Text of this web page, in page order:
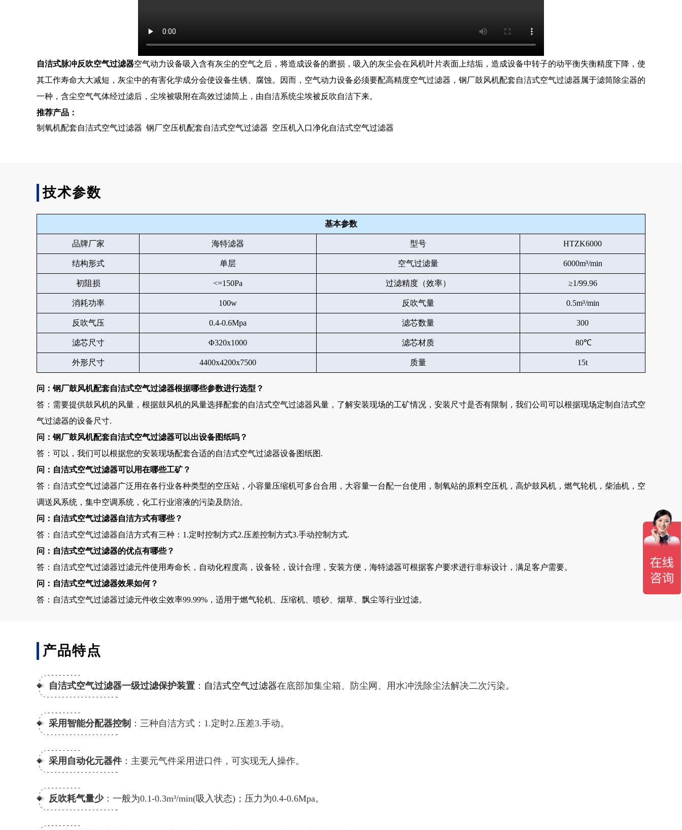
自洁式脉冲反吹空气过滤器空气动力设备吸入含有灰尘的空气之后，将造成设备的磨损，吸入的灰尘会在风机叶片表面上结垢，造成设备中转子的动平衡失衡精度下降，使
其工作寿命大大减短，灰尘中的有害化学成分会使设备生锈、腐蚀。因而，空气动力设备必须要配高精度空气过滤器，钢厂鼓风机配套自洁式空气过滤器属于滤筒除尘器的
一种，含尘空气气体经过滤后，尘埃被吸附在高效过滤筒上，由自洁系统尘埃被反吹自洁下来。
推荐产品：
制氧机配套自洁式空气过滤器 钢厂空压机配套自洁式空气过滤器 空压机入口净化自洁式空气过滤器
技术参数
基本参数
品牌厂家 海特滤器 型号 HTZK6000
结构形式 单层 空气过滤量 6000m³/min
初阻损 <=150Pa 过滤精度（效率） ≥1/99.96
消耗功率 100w 反吹气量 0.5m³/min
反吹气压 0.4-0.6Mpa 滤芯数量 300
滤芯尺寸 Φ320x1000 滤芯材质 80℃
外形尺寸 4400x4200x7500 质量 15t
问：钢厂鼓风机配套自洁式空气过滤器根据哪些参数进行选型？
答：需要提供鼓风机的风量，根据鼓风机的风量选择配套的自洁式空气过滤器风量，了解安装现场的工矿情况，安装尺寸是否有限制，我们公司可以根据现场定制自洁式空
气过滤器的设备尺寸.
问：钢厂鼓风机配套自洁式空气过滤器可以出设备图纸吗 ？
答：可以，我们可以根据您的安装现场配套合适的自洁式空气过滤器设备图纸图.
问：自洁式空气过滤器可以用在哪些工矿？
答：自洁式空气过滤器广泛用在各行业各种类型的空压站，小容量压缩机可多台合用，大容量一台配一台使用，制氧站的原料空压机，高炉鼓风机，燃气轮机，柴油机，空
调送风系统，集中空调系统，化工行业溶液的污染及防治。
问：自洁式空气过滤器自洁方式有哪些？
答：自洁式空气过滤器自洁方式有三种：1.定时控制方式2.压差控制方式3.手动控制方式.
问：自洁式空气过滤器的优点有哪些？
答：自洁式空气过滤器过滤元件使用寿命长，自动化程度高，设备轻，设计合理，安装方便，海特滤器可根据客户要求进行非标设计，满足客户需要。
问：自洁式空气过滤器效果如何？
答：自洁式空气过滤器过滤元件收尘效率99.99%，适用于燃气轮机、压缩机、喷砂、烟草、飘尘等行业过滤。
产品特点
自洁式空气过滤器一级过滤保护装置 ： 自洁式空气过滤器在底部加集尘箱、防尘网、用水冲洗除尘法解决二次污染。
采用智能分配器控制 ：三种自洁方式：1.定时2.压差3.手动。
采用自动化元器件：主要元气件采用进口件，可实现无人操作。
反吹耗气量少：一般为0.1-0.3m³/min(吸入状态)；压力为0.4-0.6Mpa。